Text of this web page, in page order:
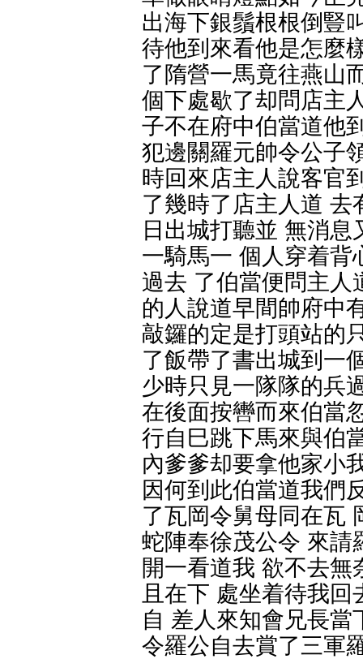
出海下銀鬚根根倒豎
待他到來看他是怎麼
了隋營一馬竟往燕山
個下處歇了却問店主
子不在府中伯當道他
犯邊關羅元帥令公子
時回來店主人說客官
了幾時了店主人道 去
日出城打聽並 無消
一騎馬一 個人穿着背
過去 了伯當便問主人
的人說道早間帥府中
敲鑼的定是打頭站的
了飯帶了書出城到一
少時只見一隊隊的兵
在後面按轡而來伯當
行自巳跳下馬來與伯
內爹爹却要拿他家小
因何到此伯當道我們
了瓦岡令舅母同在瓦
蛇陣奉徐茂公令 來請
開一看道我 欲不去
且在下 處坐着待我
自 差人來知會兄長
令羅公自去賞了三軍